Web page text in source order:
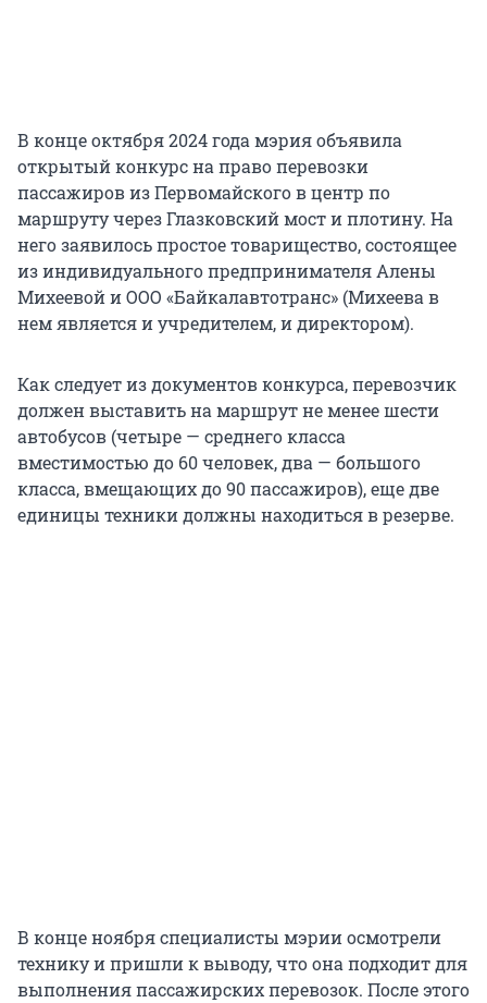
В конце октября 2024 года мэрия объявила
открытый конкурс на право перевозки
пассажиров из Первомайского в центр по
маршруту через Глазковский мост и плотину. На
него заявилось простое товарищество, состоящее
из индивидуального предпринимателя Алены
Михеевой и ООО «Байкалавтотранс» (Михеева в
нем является и учредителем, и директором).
Как следует из документов конкурса, перевозчик
должен выставить на маршрут не менее шести
автобусов (четыре — среднего класса
вместимостью до 60 человек, два — большого
класса, вмещающих до 90 пассажиров), еще две
единицы техники должны находиться в резерве.
В конце ноября специалисты мэрии осмотрели
технику и пришли к выводу, что она подходит для
выполнения пассажирских перевозок. После этого